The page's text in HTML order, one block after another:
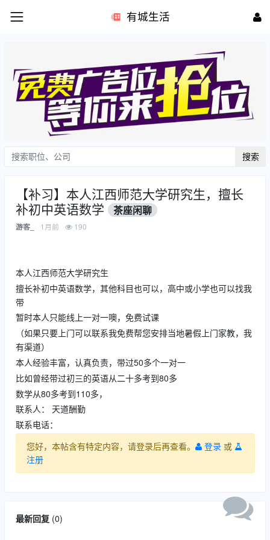
有城生活
搜索
【补习】本人江西师范大学研究生，擅长
补初中英语数学
茶座闲聊
游客_ 1月前 190
本人江西师范大学研究生
擅长补初中英语数学，其他科目也可以，高中或小学也可以找我
带
暂时本人只能线上一对一噢，免费试课
（如果只要上门可以联系我免费帮您安排当地暑假上门家教，我
有渠道）
本人经验丰富，认真负责，带过50多个一对一
比如曾经带过初三的英语从二十多考到80多
数学从80多考到110多，
联系人： 天道酬勤
联系电话：
您好，本帖含有特定内容，请登录后再查看。
登录 或
注册
最新回复(0)